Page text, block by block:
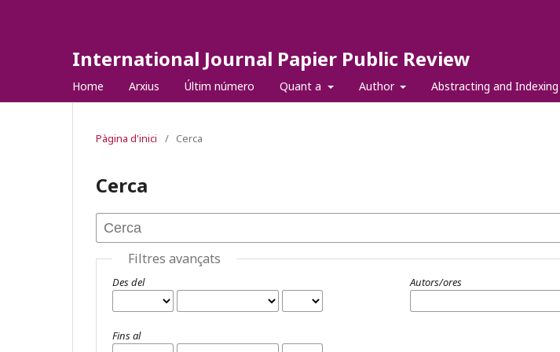
International Journal Papier Public Review
Home Arxius Últim número Quant a Author Abstracting and Indexing
Pàgina d'inici / Cerca
Cerca
Filtres avançats
Des del
Fins al
Autors/ores